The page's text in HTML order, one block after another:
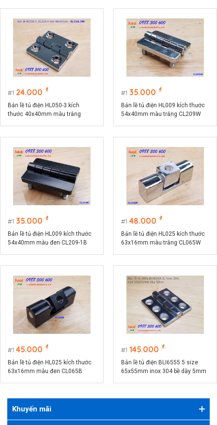
1 24.000 ₫
Bản lề tủ điện HL050-3 kích
thước 40x40mm màu trắng
1 35.000 ₫
Bản lề tủ điện HL009 kích thước
54x40mm màu trắng CL209W
1 35.000 ₫
Bản lề tủ điện HL009 kích thước
54x40mm màu đen CL209-1B
1 48.000 ₫
Bản lề tủ điện HL025 kích thước
63x16mm màu trắng CL065W
1 45.000 ₫
Bản lề tủ điện HL025 kích thước
63x16mm màu đen CL065B
1 145.000 ₫
Bản lề tủ điện BLI6555.5 size
65x55mm inox 304 bề dày 5mm
Khuyến mãi